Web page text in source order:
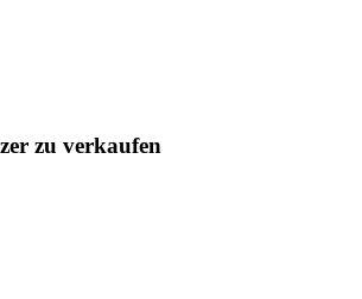
zu verkaufen